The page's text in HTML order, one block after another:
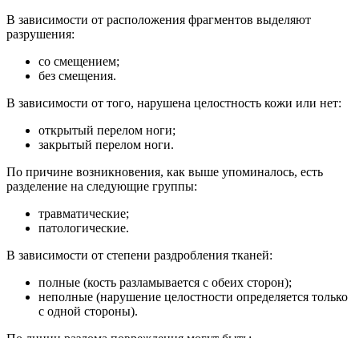
В зависимости от расположения фрагментов выделяют
разрушения:
со смещением;
без смещения.
В зависимости от того, нарушена целостность кожи или нет:
открытый перелом ноги;
закрытый перелом ноги.
По причине возникновения, как выше упоминалось, есть
разделение на следующие группы:
травматические;
патологические.
В зависимости от степени раздробления тканей:
полные (кость разламывается с обеих сторон);
неполные (нарушение целостности определяется только
с одной стороны).